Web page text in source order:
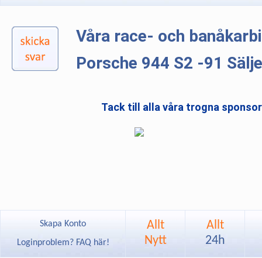
Våra race- och
Porsche 944 S2 -91
Tack till alla våra trogna
Skapa Konto
Loginproblem? FAQ här!
Allt
Nytt
Allt
24h